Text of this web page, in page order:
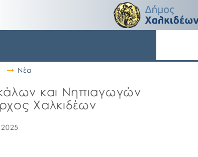
Νέα
και Νηπιαγωγών
Χαλκιδέων